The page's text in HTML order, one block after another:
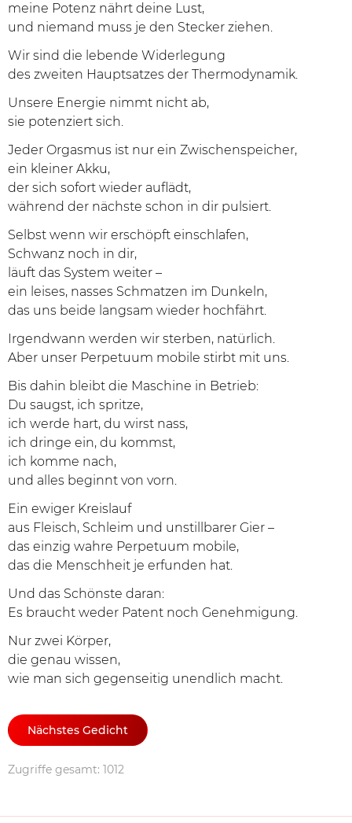
meine Potenz nährt deine Lust,
und niemand muss je den Stecker ziehen.
Wir sind die lebende Widerlegung
des zweiten Hauptsatzes der Thermodynamik.
Unsere Energie nimmt nicht ab,
sie potenziert sich.
Jeder Orgasmus ist nur ein Zwischenspeicher,
ein kleiner Akku,
der sich sofort wieder auflädt,
während der nächste schon in dir pulsiert.
Selbst wenn wir erschöpft einschlafen,
Schwanz noch in dir,
läuft das System weiter –
ein leises, nasses Schmatzen im Dunkeln,
das uns beide langsam wieder hochfährt.
Irgendwann werden wir sterben, natürlich.
Aber unser Perpetuum mobile stirbt mit uns.
Bis dahin bleibt die Maschine in Betrieb:
Du saugst, ich spritze,
ich werde hart, du wirst nass,
ich dringe ein, du kommst,
ich komme nach,
und alles beginnt von vorn.
Ein ewiger Kreislauf
aus Fleisch, Schleim und unstillbarer Gier –
das einzig wahre Perpetuum mobile,
das die Menschheit je erfunden hat.
Und das Schönste daran:
Es braucht weder Patent noch Genehmigung.
Nur zwei Körper,
die genau wissen,
wie man sich gegenseitig unendlich macht.
Nächstes Gedicht
Zugriffe gesamt: 1012